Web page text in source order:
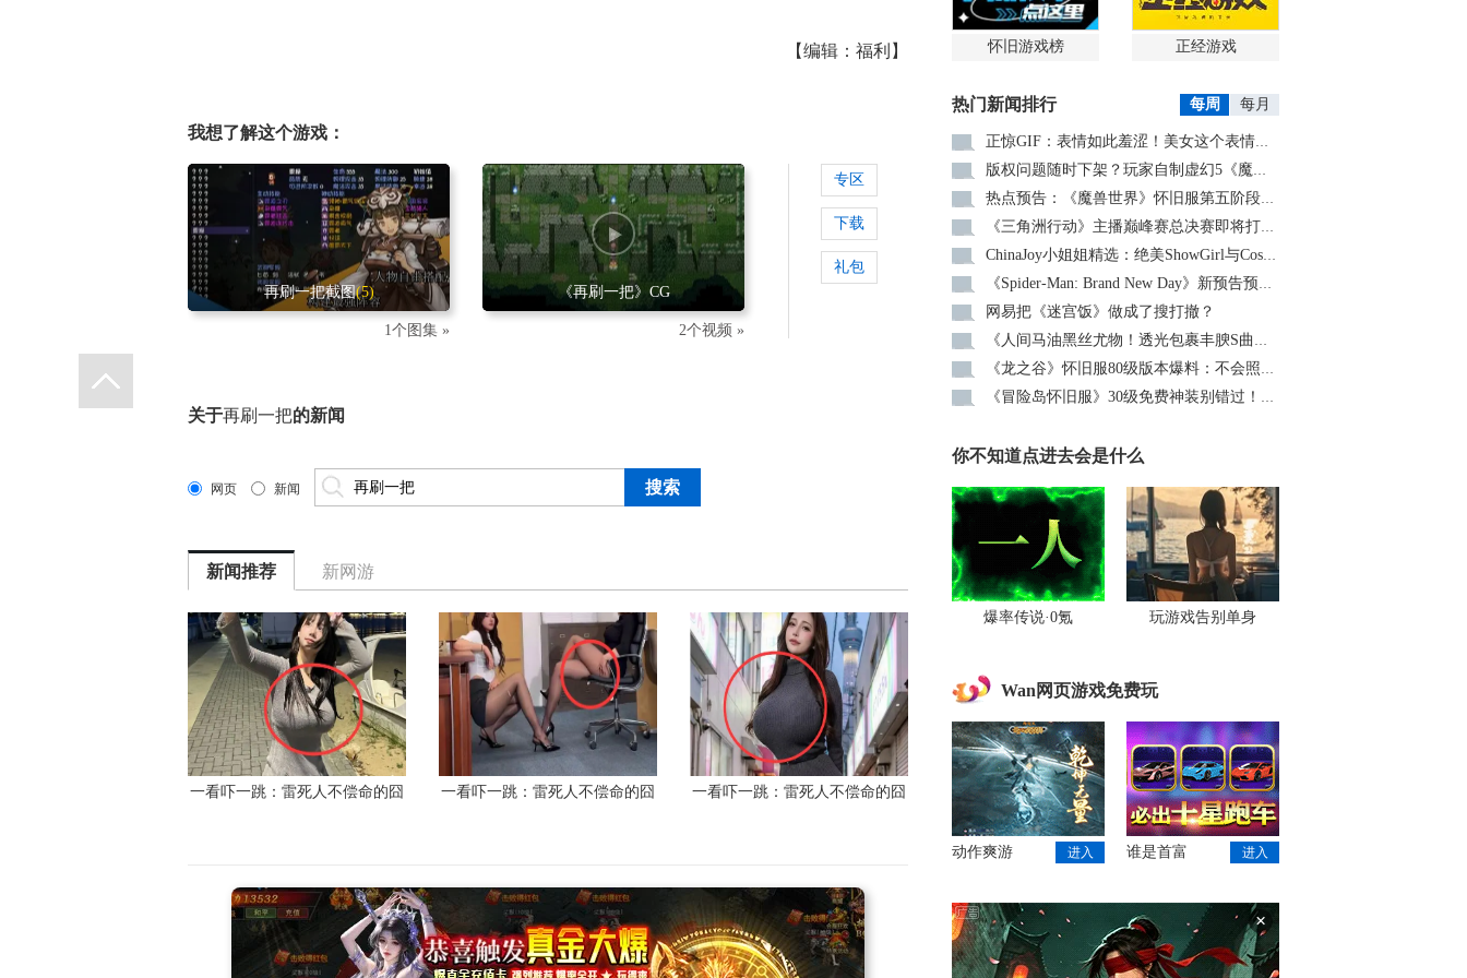
【编辑：福利】
我想了解这个游戏：
专区
下载
礼包
再刷一把截图(5)
1个图集 »
《再刷一把》CG
2个视频 »
关于再刷一把的新闻
网页 新闻
新闻推荐 新网游
一看吓一跳：雷死人不偿命的囧
一看吓一跳：雷死人不偿命的囧
一看吓一跳：雷死人不偿命的囧
怀旧游戏榜 正经游戏
热门新闻排行 每周 每月
正惊GIF：表情如此羞涩！美女这个表情太好看，直接让人遐想连篇
版权问题随时下架？玩家自制虚幻5《魔兽世界》8月15日上线
热点预告：《魔兽世界》怀旧服第五阶段开启！《三角洲行动》开启全新宝藏月摸大红！
《三角洲行动》主播巅峰赛总决赛即将打响！8月2日，群星汇聚，新王加冕！
ChinaJoy小姐姐精选：绝美ShowGirl与Coser大赏！（5）
《Spider-Man: Brand New Day》新预告预计明日发布，另有一张新剧照公开
网易把《迷宫饭》做成了搜打撤？
《人间马油黑丝尤物！透光包裹丰腴S曲线腰臀比0.7！简杜Q弹蛮腰裹马油丝の致命诱惑》
《龙之谷》怀旧服80级版本爆料：不会照搬正式服，这次要玩点不一样的
《冒险岛怀旧服》30级免费神装别错过！新手必看重点攻略
你不知道点进去会是什么
爆率传说·0氪 玩游戏告别单身
Wan网页游戏免费玩
动作爽游 进入 谁是首富 进入
×